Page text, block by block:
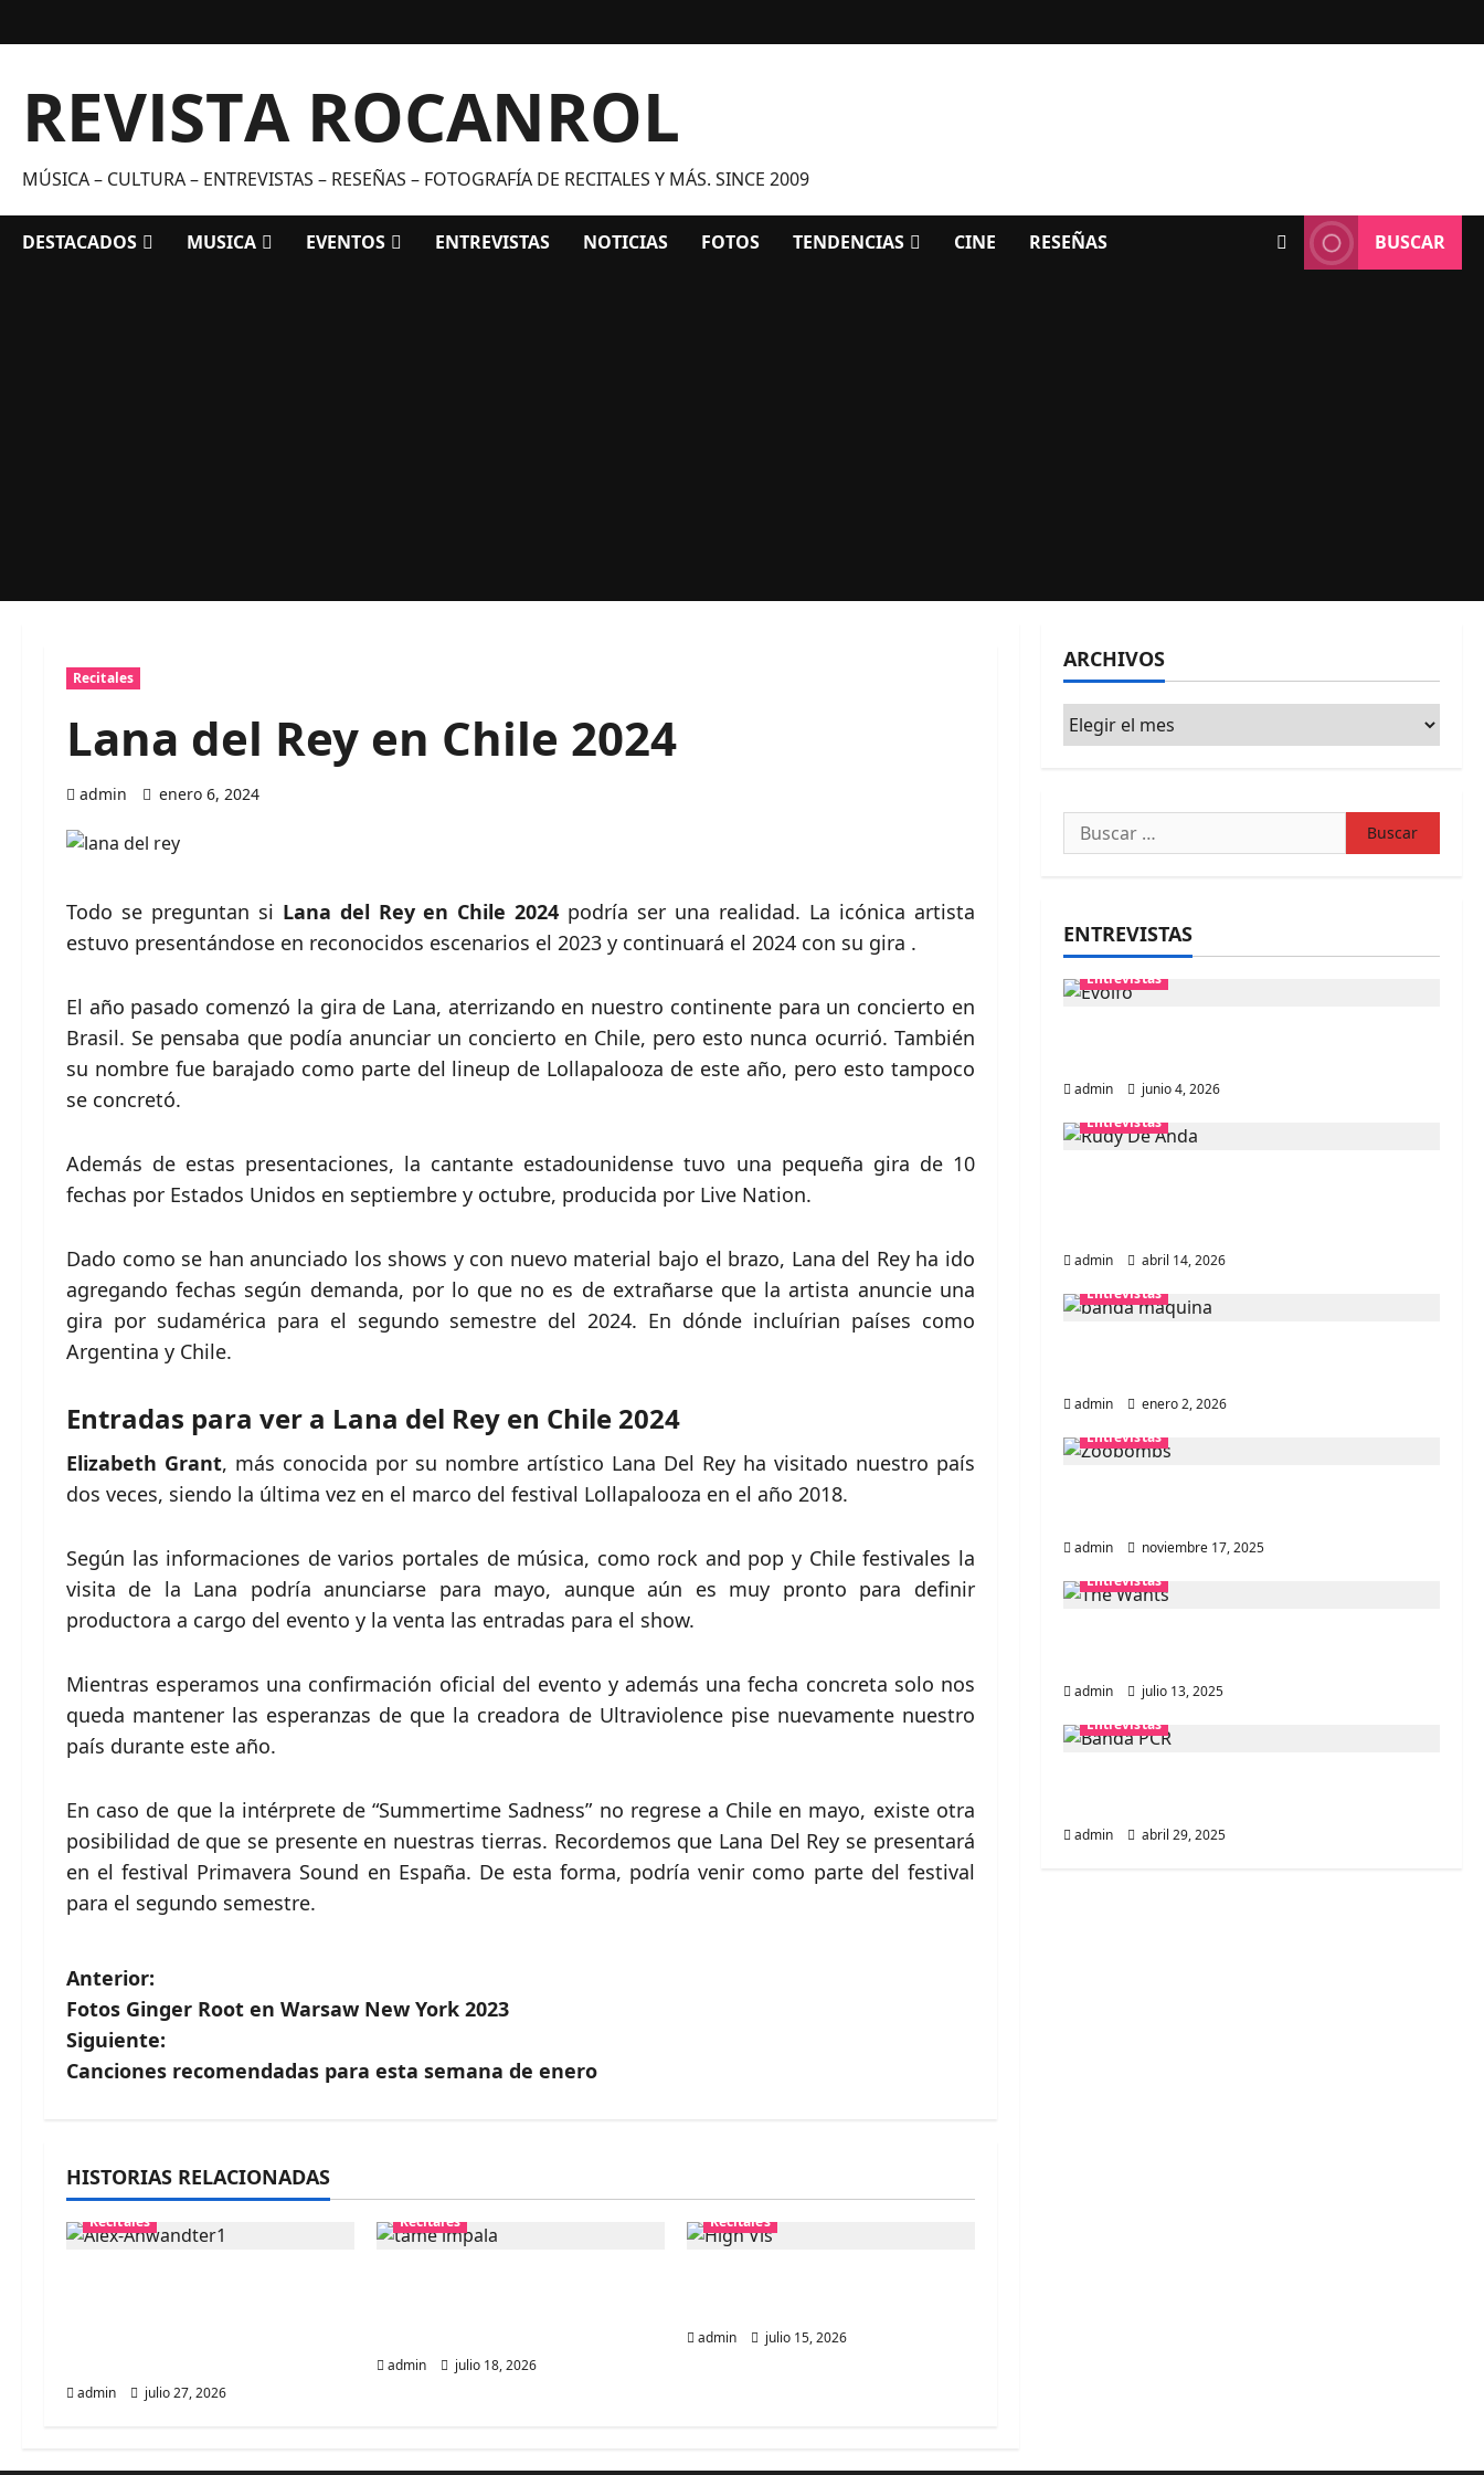
al
REVISTA ROCANROL
MÚSICA – CULTURA – ENTREVISTAS – RESEÑAS – FOTOGRAFÍA DE RECITALES Y MÁS. SINCE 2009
DESTACADOS MUSICA EVENTOS ENTREVISTAS NOTICIAS FOTOS TENDENCIAS CINE RESEÑAS BUSCAR
Recitales
Lana del Rey en Chile 2024
admin enero 6, 2024
Todo se preguntan si Lana del Rey en Chile 2024 podría ser una realidad. La icónica artista
estuvo presentándose en reconocidos escenarios el 2023 y continuará el 2024 con su gira .
El año pasado comenzó la gira de Lana, aterrizando en nuestro continente para un concierto en
Brasil. Se pensaba que podía anunciar un concierto en Chile, pero esto nunca ocurrió. También
su nombre fue barajado como parte del lineup de Lollapalooza de este año, pero esto tampoco
se concretó.
Además de estas presentaciones, la cantante estadounidense tuvo una pequeña gira de 10
fechas por Estados Unidos en septiembre y octubre, producida por Live Nation.
Dado como se han anunciado los shows y con nuevo material bajo el brazo, Lana del Rey ha ido
agregando fechas según demanda, por lo que no es de extrañarse que la artista anuncie una
gira por sudamérica para el segundo semestre del 2024. En dónde incluírian países como
Argentina y Chile.
Entradas para ver a Lana del Rey en Chile 2024
Elizabeth Grant, más conocida por su nombre artístico Lana Del Rey ha visitado nuestro país
dos veces, siendo la última vez en el marco del festival Lollapalooza en el año 2018.
Según las informaciones de varios portales de música, como rock and pop y Chile festivales la
visita de la Lana podría anunciarse para mayo, aunque aún es muy pronto para definir
productora a cargo del evento y la venta las entradas para el show.
Mientras esperamos una confirmación oficial del evento y además una fecha concreta solo nos
queda mantener las esperanzas de que la creadora de Ultraviolence pise nuevamente nuestro
país durante este año.
En caso de que la intérprete de “Summertime Sadness” no regrese a Chile en mayo, existe otra
posibilidad de que se presente en nuestras tierras. Recordemos que Lana Del Rey se presentará
en el festival Primavera Sound en España. De esta forma, podría venir como parte del festival
para el segundo semestre.
N
a
v
g
a
n
Anterior:
Fotos Ginger Root en Warsaw New York 2023
Siguiente:
Canciones recomendadas para esta semana de enero
HISTORIAS RELACIONADAS
Recitales
admin julio 27, 2026
Recitales
admin julio 18, 2026
Recitales
admin julio 15, 2026
ARCHIVOS
Archivos
Buscar:
ENTREVISTAS
Entrevistas
admin
junio 4, 2026
Entrevistas
admin
abril 14, 2026
Entrevistas
admin
enero 2, 2026
Entrevistas
admin
noviembre 17, 2025
Entrevistas
admin
julio 13, 2025
Entrevistas
admin abril 29, 2025